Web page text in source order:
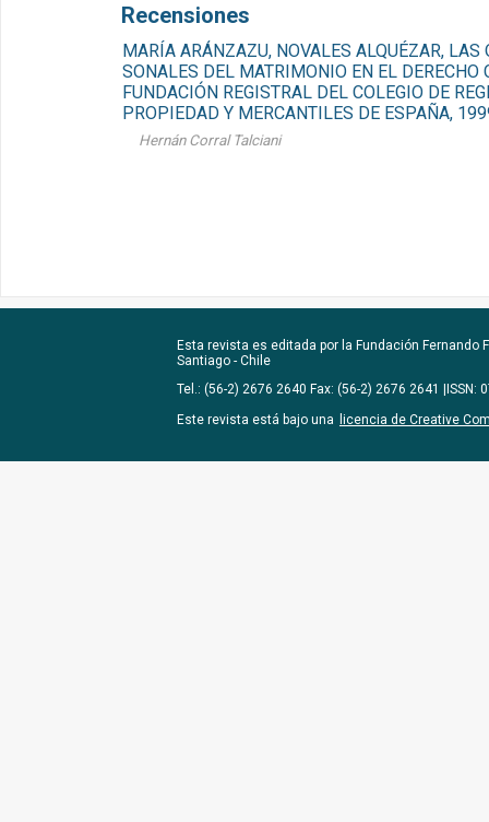
Recensiones
MARÍA ARÁNZAZU, NOVALES ALQUÉZAR, LAS
SONALES DEL MATRIMONIO EN EL DERECHO
FUNDACIÓN REGISTRAL DEL COLEGIO DE
PROPIEDAD Y MERCANTILES DE ESPAÑA,
Hernán Corral Talciani
Esta revista es editada por la Fundación Fernando
Santiago - Chile
Tel.: (56-2) 2676 2640 Fax: (56-2) 2676 2641 |ISSN:
Este revista está bajo una
licencia de Creative